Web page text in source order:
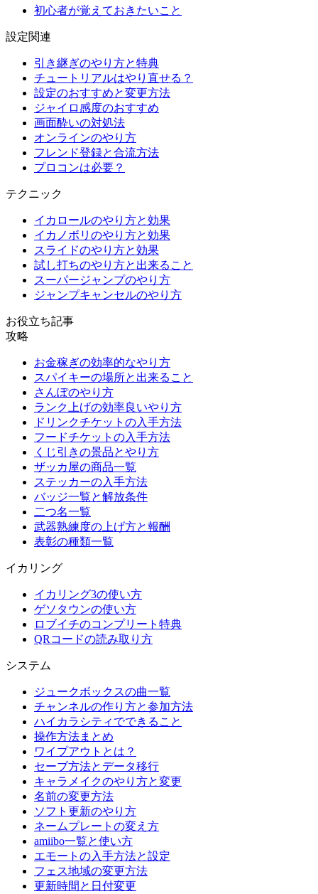
初心者が覚えておきたいこと
設定関連
引き継ぎのやり方と特典
チュートリアルはやり直せる？
設定のおすすめと変更方法
ジャイロ感度のおすすめ
画面酔いの対処法
オンラインのやり方
フレンド登録と合流方法
プロコンは必要？
テクニック
イカロールのやり方と効果
イカノボリのやり方と効果
スライドのやり方と効果
試し打ちのやり方と出来ること
スーパージャンプのやり方
ジャンプキャンセルのやり方
お役立ち記事
攻略
お金稼ぎの効率的なやり方
スパイキーの場所と出来ること
さんぽのやり方
ランク上げの効率良いやり方
ドリンクチケットの入手方法
フードチケットの入手方法
くじ引きの景品とやり方
ザッカ屋の商品一覧
ステッカーの入手方法
バッジ一覧と解放条件
二つ名一覧
武器熟練度の上げ方と報酬
表彰の種類一覧
イカリング
イカリング3の使い方
ゲソタウンの使い方
ロブイチのコンプリート特典
QRコードの読み取り方
システム
ジュークボックスの曲一覧
チャンネルの作り方と参加方法
ハイカラシティでできること
操作方法まとめ
ワイプアウトとは？
セーブ方法とデータ移行
キャラメイクのやり方と変更
名前の変更方法
ソフト更新のやり方
ネームプレートの変え方
amiibo一覧と使い方
エモートの入手方法と設定
フェス地域の変更方法
更新時間と日付変更